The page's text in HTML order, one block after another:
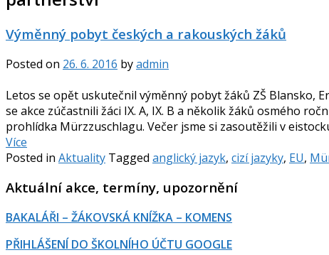
Výměnný pobyt českých a rakouských žáků
Posted on 26. 6. 2016 byadmin
Letos se opět uskutečnil výměnný pobyt žáků ZŠ Blansko,
se akce zúčastnili žáci IX. A, IX. B a několik žáků osmého
prohlídka Mürzzuschlagu. Večer jsme si zasoutěžili v
Více
Posted in Aktuality Tagged anglický jazyk, cizí jazyky, EU,
Aktuální akce, termíny, upozornění
BAKALÁŘI – ŽÁKOVSKÁ KNÍŽKA – KOMENS
PŘIHLÁŠENÍ DO ŠKOLNÍHO ÚČTU GOOGLE